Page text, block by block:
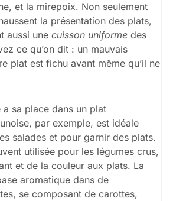
et la mirepoix. Non seulement
la présentation des plats,
aussi une cuisson uniforme des
ce qu’on dit : un mauvais
plat est fichu avant même qu’il ne
a sa place dans un plat
par exemple, est idéale
salades et pour garnir des plats.
utilisée pour les légumes crus,
et de la couleur aux plats. La
aromatique dans de
se composant de carottes,